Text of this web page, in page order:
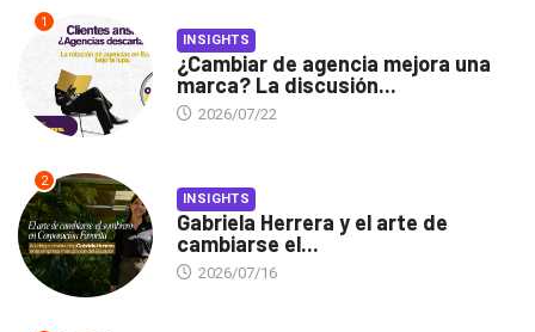
1
INSIGHTS
¿Cambiar de agencia mejora una
marca? La discusión...
2026/07/22
2
INSIGHTS
Gabriela Herrera y el arte de
cambiarse el...
2026/07/16